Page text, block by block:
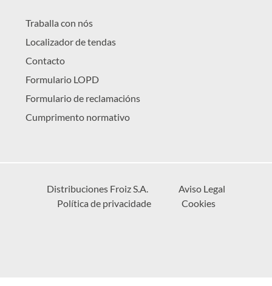
Traballa con nós
Localizador de tendas
Contacto
Formulario LOPD
Formulario de reclamacións
Cumprimento normativo
Distribuciones Froiz S.A.
Aviso Legal
Política de privacidade
Cookies